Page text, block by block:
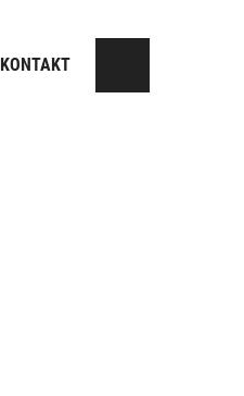
KONTAKT